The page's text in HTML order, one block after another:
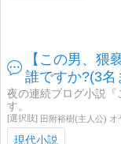
【この男、猥
誰ですか?(3名
夜の連続ブログ小説
す。
田附裕樹(主人公) オヤジ(主人公の父) 母(主人公の母) 弟(主人公の弟) 親戚
現代小説